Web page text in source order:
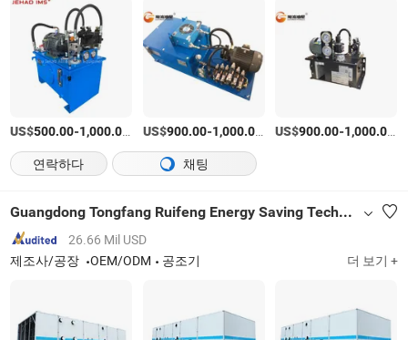
US$500.00-1,000.00 /상품
US$900.00-1,000.00 /상품
US$900.00-1,000.00 /
연락하다
채팅
Guangdong Tongfang Ruifeng Energy Saving Technology Co., Ltd.
26.66 Mil USD
제조사/공장
OEM/ODM 공조기 더 보기 +